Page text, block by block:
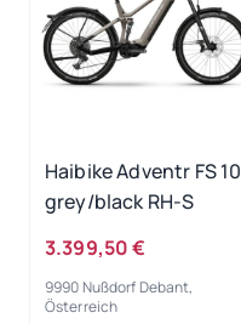
Haibike Adventr FS 10
grey/black RH-S
3.399,50 €
9990 Nußdorf Debant,
Österreich